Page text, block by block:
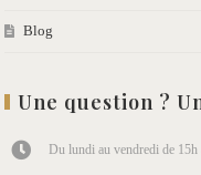
Blog
Une question ?
Du lundi au vendredi de 15h